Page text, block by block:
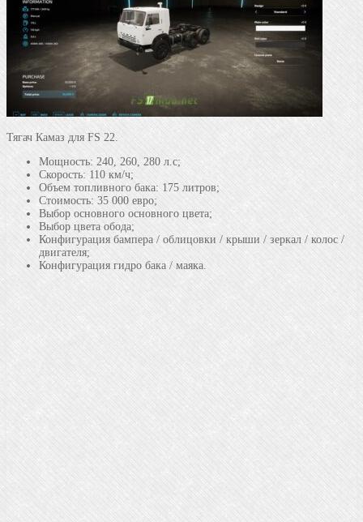
Тягач Камаз для FS 22.
Мощность: 240, 260, 280 л.с;
Скорость: 110 км/ч;
Объем топливного бака: 175 литров;
Стоимость: 35 000 евро;
Выбор основного основного цвета;
Выбор цвета обода;
Конфигурация бампера / облицовки / крыши / зеркал / колос /
двигателя;
Конфигурация гидро бака / маяка.